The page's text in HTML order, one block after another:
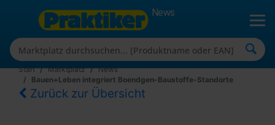
News
Start Marktplatz
News
Bauen+Leben integriert Boendgen-Baustoffe-Standorte
Zurück zur Übersicht